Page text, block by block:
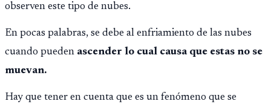
observen este tipo de nubes.
En pocas palabras, se debe al enfriamiento de las nubes
cuando pueden ascender lo cual causa que estas no se
muevan.
Hay que tener en cuenta que es un fenómeno que se